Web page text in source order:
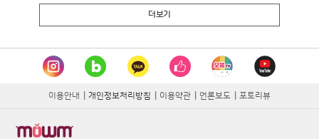
더보기
이용안내 개인정보처리방침 이용약관 언론보도 포토리뷰